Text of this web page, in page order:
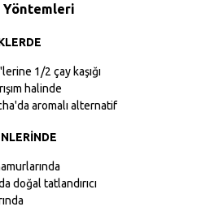
Yöntemleri
1/2 çay kaşığı
halinde
aromalı alternatif
doğal tatlandırıcı